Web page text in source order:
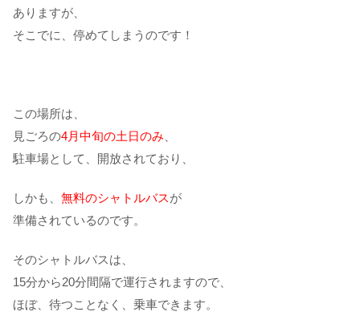
ありますが、
そこでに、停めてしまうのです！
この場所は、
見ごろの4月中旬の土日のみ
駐車場として、開放されており、
しかも、 無料のシャトルバスが
準備されているのです。
そのシャトルバスは、
15分から20分間隔で運行されますので、
ほぼ、待つことなく、乗車できます。